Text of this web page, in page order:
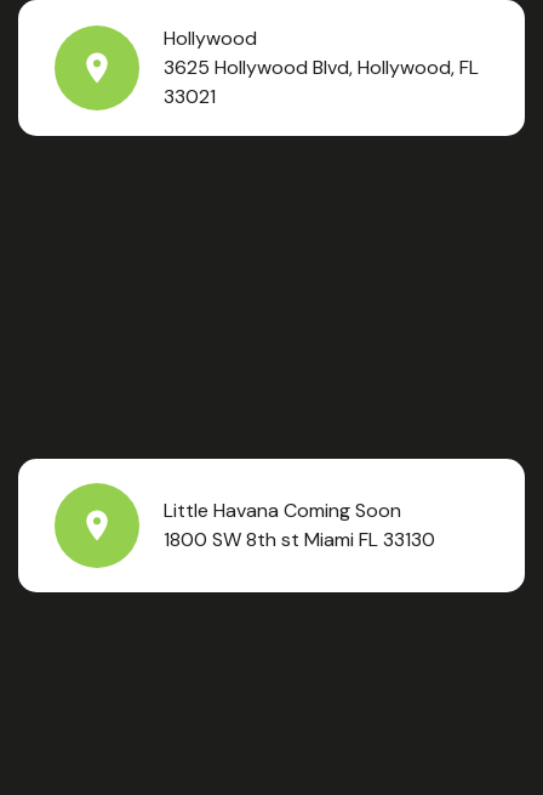
Hollywood
3625 Hollywood Blvd, Hollywood, FL
33021
Little Havana Coming Soon
1800 SW 8th st Miami FL 33130